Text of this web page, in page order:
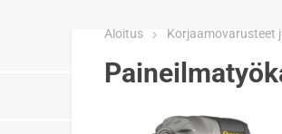
Aloitus Korjaamovarusteet